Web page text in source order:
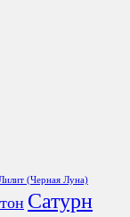
(Черная Луна)
Сатурн